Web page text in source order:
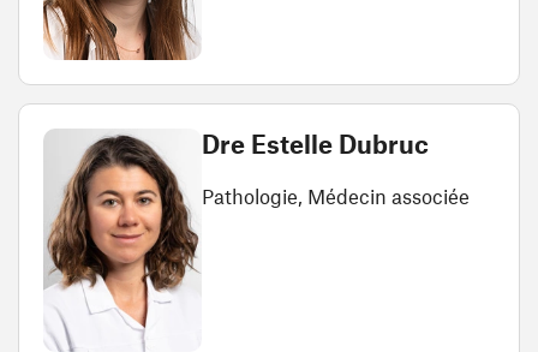
Dre Estelle Dubruc
Pathologie, Médecin associée